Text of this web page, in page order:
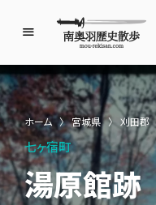
奥
羽
歴
史
散
歩
名所旧跡と館めぐり
ホーム 〉 宮城県 〉 刈田郡
七ヶ宿町
湯原館跡